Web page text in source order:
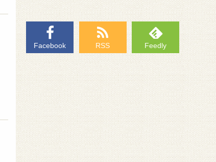
Facebook RSS Feedly